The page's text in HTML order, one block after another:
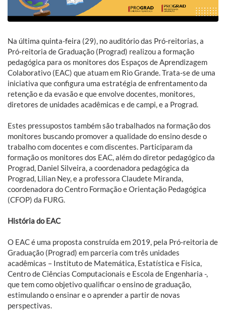
Na última quinta-feira (29), no auditório das Pró-reitorias, a
Pró-reitoria de Graduação (Prograd) realizou a formação
pedagógica para os monitores dos Espaços de Aprendizagem
Colaborativo (EAC) que atuam em Rio Grande. Trata-se de uma
iniciativa que configura uma estratégia de enfrentamento da
retenção e da evasão e que envolve docentes, monitores,
diretores de unidades acadêmicas e de campi, e a Prograd.
Estes pressupostos também são trabalhados na formação dos
monitores buscando promover a qualidade do ensino desde o
trabalho com docentes e com discentes. Participaram da
formação os monitores dos EAC, além do diretor pedagógico da
Prograd, Daniel Silveira, a coordenadora pedagógica da
Prograd, Lilian Ney, e a professora Claudete Miranda,
coordenadora do Centro Formação e Orientação Pedagógica
(CFOP) da FURG.
História do EAC
O EAC é uma proposta construída em 2019, pela Pró-reitoria de
Graduação (Prograd) em parceria com três unidades
acadêmicas – Instituto de Matemática, Estatística e Física,
Centro de Ciências Computacionais e Escola de Engenharia -,
que tem como objetivo qualificar o ensino de graduação,
estimulando o ensinar e o aprender a partir de novas
perspectivas.